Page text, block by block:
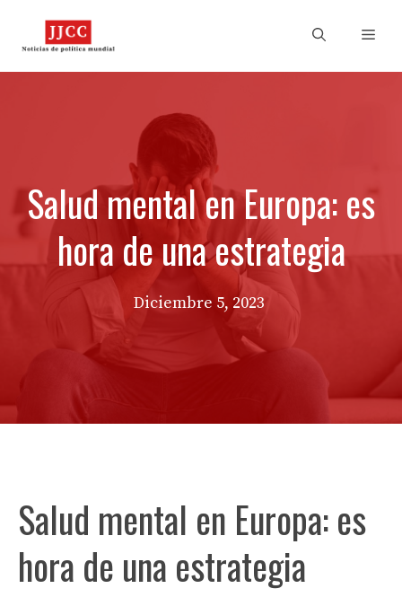
Salud mental en Europa: es
hora de una estrategia
Diciembre 5, 2023
Salud mental en Europa: es
hora de una estrategia